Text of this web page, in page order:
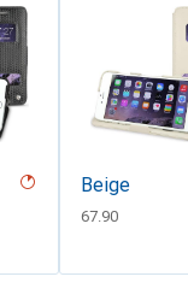
Beige
CHF
67.90